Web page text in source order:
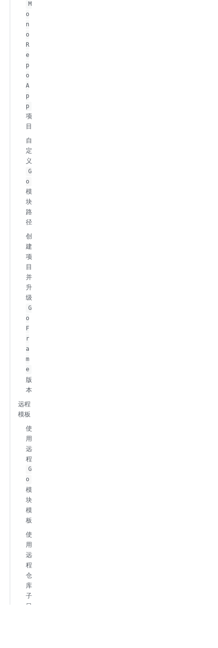
M
o
n
o
R
e
p
o
A
p
p
项
目
自
定
义
G
o
模
块
路
径
创
建
项
目
并
升
级
G
o
F
r
a
m
e
版
本
远程
模板
使
用
远
程
G
o
模
块
模
板
使
用
远
程
仓
库
子
目